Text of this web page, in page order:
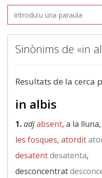
Sinònims de «in
Resultats de la cerca
in albis
1.adjabsent, a la
les fosques, atordit
desatentdesatenta,
desconcentrat